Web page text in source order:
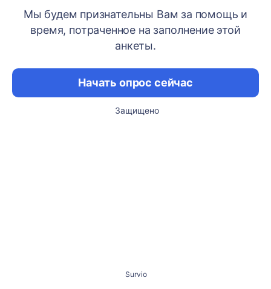
Мы будем признательны Вам за помощь и
время, потраченное на заполнение этой
анкеты.
Начать опрос сейчас
Защищено
Survio